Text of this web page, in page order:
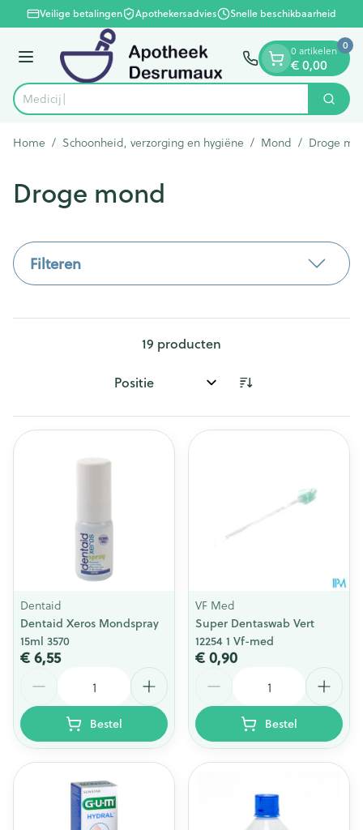
Ga naar de inhoud
1 van 1Veilige betalingen Apothekersadvies Snelle beschikbaarheid
Menu
Product, merk, categorie... Zoek
0 artikelen
€ 0,00
0
Home / Schoonheid, verzorging en hygiëne / Mond / Droge
Droge mond
Filteren
19 producten
Sorteer op:
Dentaid
Dentaid Xeros Mondspray
15ml 3570
€ 6,55
Bestel
VF Med
Super Dentaswab Vert
12254 1 Vf-med
€ 0,90
Bestel